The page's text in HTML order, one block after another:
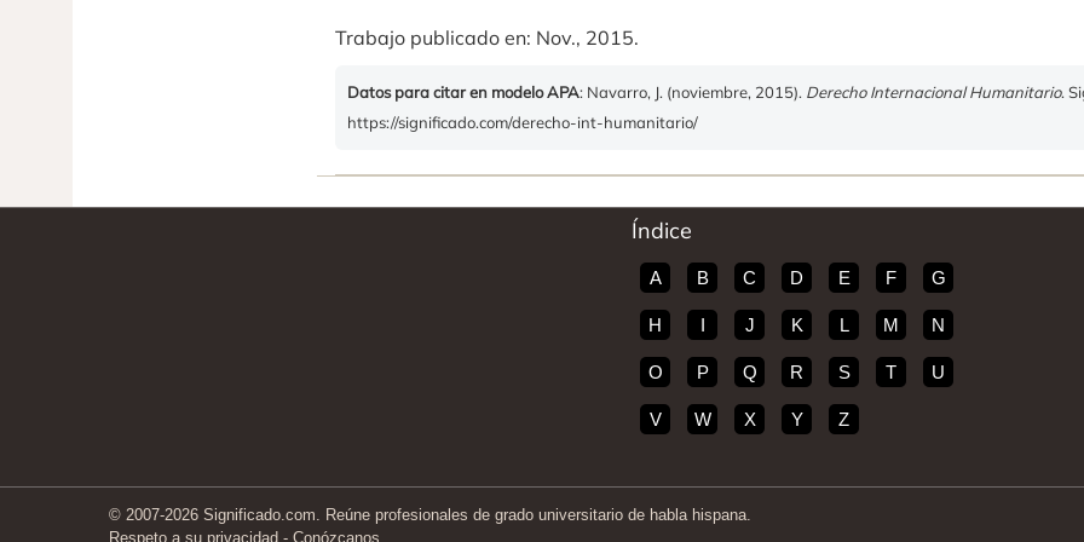
Trabajo publicado en: Nov., 2015.
Datos para citar en modelo APA: Navarro, J. (noviembre, 2015). Derecho Internacional Humanitario.
https://significado.com/derecho-int-humanitario/
Índice
A B C D E F G
H I J K L M N
O P Q R S T U
V W X Y Z
© 2007-2026 Significado.com. Reúne profesionales de grado universitario de habla hispana.
Respeto a su privacidad - Conózcanos